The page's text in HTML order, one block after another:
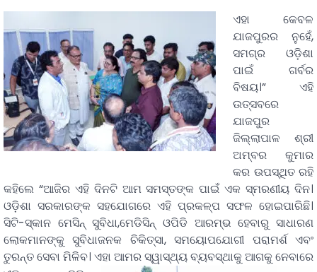
ଏହା କେବଳ
ଯାଜପୁରର ନୁହେଁ,
ସମଗ୍ର ଓଡ଼ିଶା
ପାଇଁ ଗର୍ବର
ବିଷୟ।” ଏହି
ଉତ୍ସବରେ
ଯାଜପୁର
ଜିଲ୍ଲାପାଳ ଶ୍ରୀ
ଅମ୍ବର କୁମାର
କର ଉପସ୍ଥିତ ରହି
କହିଲେ “ଆଜିର ଏହି ଦିନଟି ଆମ ସମସ୍ତଙ୍କ ପାଇଁ ଏକ ସ୍ମରଣୀୟ ଦିନ।
ଓଡ଼ିଶା ସରକାରଙ୍କ ସହଯୋଗରେ ଏହି ପ୍ରକଳ୍ପ ସଫଳ ହୋଇପାରିଛି।
ସିଟି-ସ୍କାନ ମେସିନ୍ ସୁବିଧା,ମେଡିସିନ୍ ଓପିଡି ଆରମ୍ଭ ହେବାରୁ ସାଧାରଣ
ଲୋକମାନଙ୍କୁ ସୁବିଧାଜନକ ଚିକିତ୍ସା, ସମୟୋପଯୋଗୀ ପରାମର୍ଶ ଏବଂ
ତୁରନ୍ତ ସେବା ମିଳିବ। ଏହା ଆମର ସ୍ୱାସ୍ଥ୍ୟ ବ୍ୟବସ୍ଥାକୁ ଆଗକୁ ନେବାରେ